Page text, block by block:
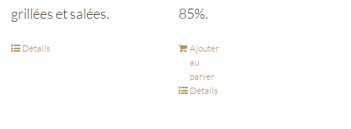
grillées et salées.
Détails
85%.
Ajouter
au
panier
Détails